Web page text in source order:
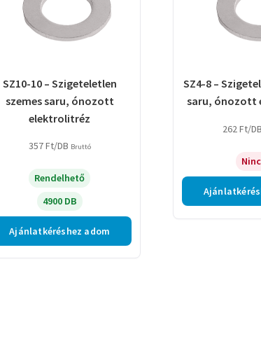
SZ10-10 – Szigeteletlen
szemes saru, ónozott
elektrolitréz
357Ft/DB Bruttó
Rendelhető
4900 DB
Ajánlatkéréshez adom
SZ4-8 –
saru, ónozott
262Ft/DB